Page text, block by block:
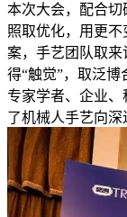
本次大会，配合
照取优化，用更
案，手艺团队取
得“触觉”，取泛
专家学者、企业
了机械人手艺向深